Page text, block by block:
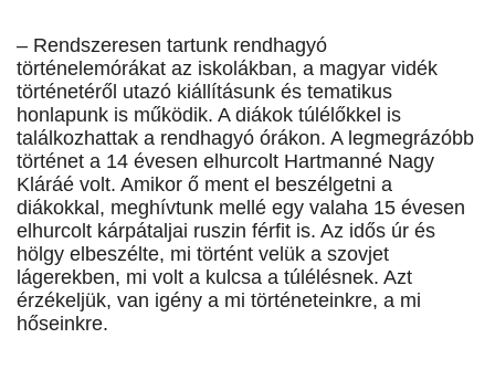
– Rendszeresen tartunk rendhagyó
történelemórákat az iskolákban, a magyar vidék
történetéről utazó kiállításunk és tematikus
honlapunk is működik. A diákok túlélőkkel is
találkozhattak a rendhagyó órákon. A legmegrázóbb
történet a 14 évesen elhurcolt Hartmanné Nagy
Kláráé volt. Amikor ő ment el beszélgetni a
diákokkal, meghívtunk mellé egy valaha 15 évesen
elhurcolt kárpátaljai ruszin férfit is. Az idős úr és
hölgy elbeszélte, mi történt velük a szovjet
lágerekben, mi volt a kulcsa a túlélésnek. Azt
érzékeljük, van igény a mi történeteinkre, a mi
hőseinkre.